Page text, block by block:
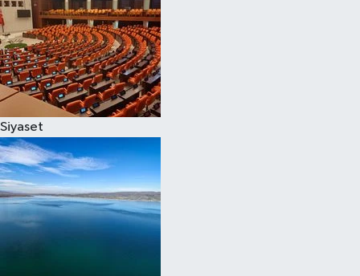
Siyaset
Yaşam-Çevre